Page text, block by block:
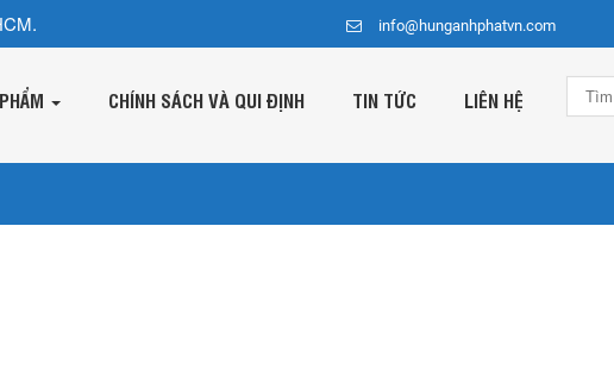
info@hunganhphatvn.com
CHÍNH SÁCH VÀ QUI ĐỊNH TIN TỨC LIÊN HỆ